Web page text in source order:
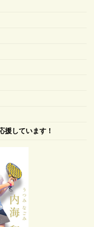
援しています！